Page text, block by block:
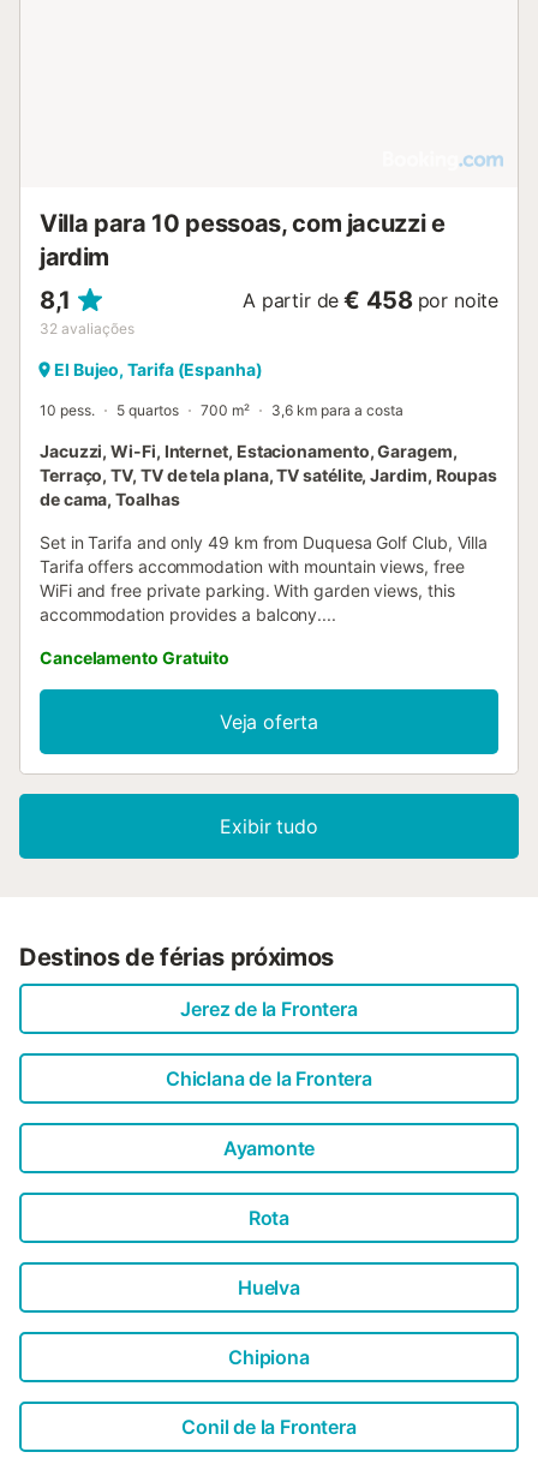
Villa para 10 pessoas, com jacuzzi e
jardim
8,1
32 avaliações
A partir de € 458 por noite
El Bujeo, Tarifa (Espanha)
10 pess. 5 quartos 700 m² 3,6 km para a costa
Jacuzzi, Wi-Fi, Internet, Estacionamento, Garagem,
Terraço, TV, TV de tela plana, TV satélite, Jardim, Roupas
de cama, Toalhas
Set in Tarifa and only 49 km from Duquesa Golf Club, Villa
Tarifa offers accommodation with mountain views, free
WiFi and free private parking. With garden views, this
accommodation provides a balcony....
Cancelamento Gratuito
Veja oferta
Exibir tudo
Destinos de férias próximos
Jerez de la Frontera
Chiclana de la Frontera
Ayamonte
Rota
Huelva
Chipiona
Conil de la Frontera